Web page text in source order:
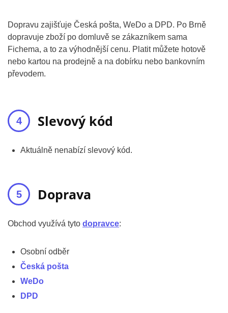
Dopravu zajišťuje Česká pošta, WeDo a DPD. Po Brně
dopravuje zboží po domluvě se zákazníkem sama
Fichema, a to za výhodnější cenu. Platit můžete hotově
nebo kartou na prodejně a na dobírku nebo bankovním
převodem.
Slevový kód
Aktuálně nenabízí slevový kód.
Doprava
Obchod využívá tyto dopravce:
Osobní odběr
Česká pošta
WeDo
DPD